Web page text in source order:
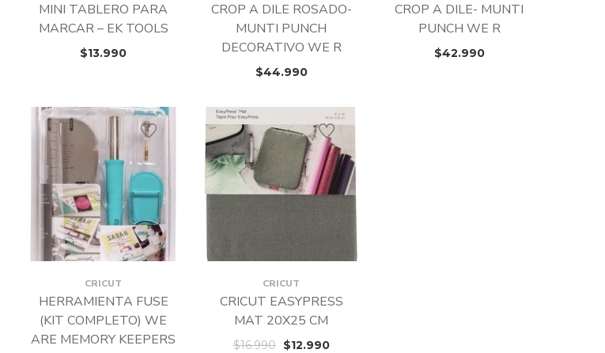
MINI TABLERO PARA
MARCAR – EK TOOLS
$13.990
CROP A DILE ROSADO-
MUNTI PUNCH
DECORATIVO WE R
$44.990
CROP A DILE- MUNTI
PUNCH WE R
$42.990
CRICUT
HERRAMIENTA FUSE
(KIT COMPLETO) WE
ARE MEMORY KEEPERS
CRICUT
CRICUT EASYPRESS
MAT 20X25 CM
$16.990 $12.990